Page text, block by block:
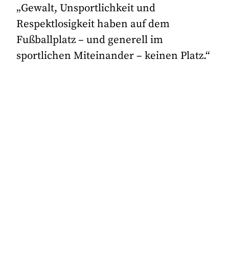
„Gewalt, Unsportlichkeit und
Respektlosigkeit haben auf dem
Fußballplatz – und generell im
sportlichen Miteinander – keinen Platz.“